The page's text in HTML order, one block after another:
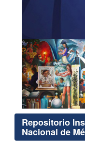
Repositorio
Nacional de